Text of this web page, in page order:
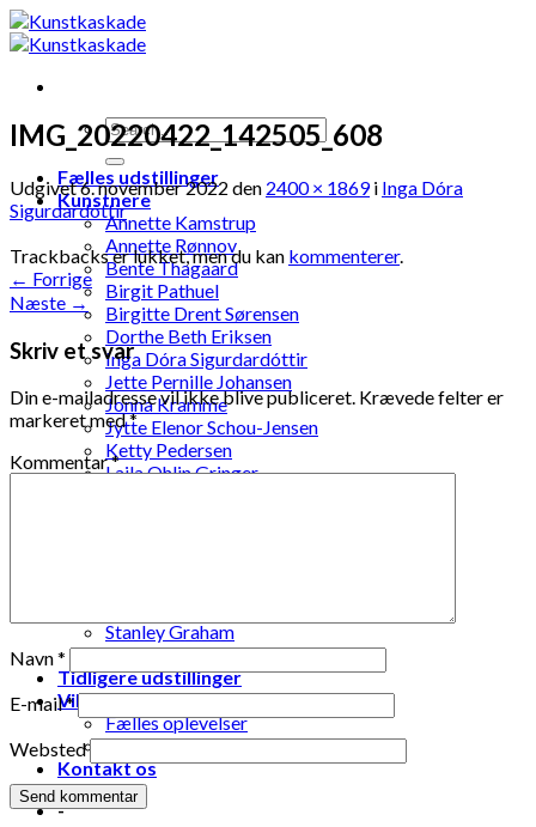
Skip
to
Fælles udstillinger
Kunstnere
Annette Kamstrup
Annette Rønnov
Bente Thagaard
Birgit Pathuel
Birgitte Drent Sørensen
Dorthe Beth Eriksen
Inga Dóra Sigurdardóttir
Jette Pernille Johansen
Jonna Kramme
Jytte Elenor Schou-Jensen
Ketty Pedersen
Laila Ohlin Gringer
Stanley Graham
Susse Nøhr Mastrup
Tidligere udstillinger
Vil du være medlem?
Fælles oplevelser
Fælles aktiviteter
Kontakt os
-
IMG_20220422_142505_608
Udgivet6. november 2022 den 2400 × 1869i Inga Dóra
Sigurdardóttir
Trackbacks er lukket, men du kan kommenterer.
← Forrige
Næste →
Skriv et svar
Din e-mailadresse vil ikke blive publiceret. Krævede felter er
markeret med*
Kommentar*
Navn*
E-mail*
Websted